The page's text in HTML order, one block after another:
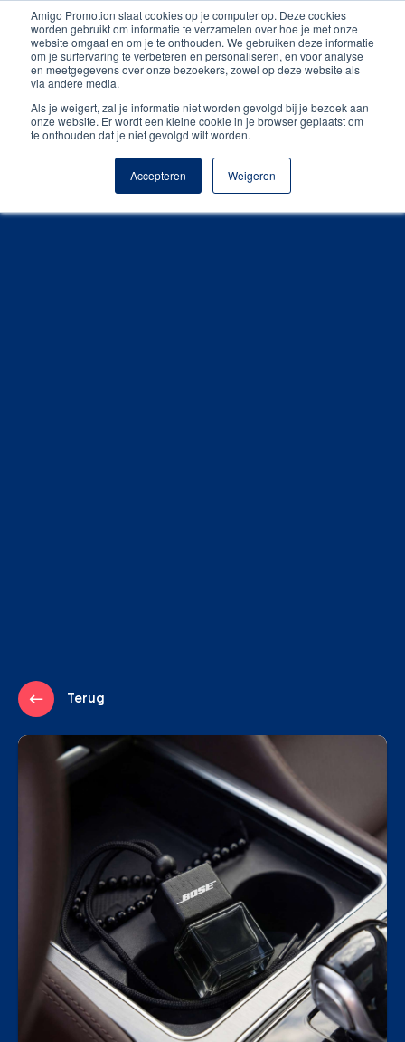
Amigo Promotion slaat cookies op je computer op. Deze cookies
worden gebruikt om informatie te verzamelen over hoe je met onze
website omgaat en om je te onthouden. We gebruiken deze informatie
om je surfervaring te verbeteren en personaliseren, en voor analyse
en meetgegevens over onze bezoekers, zowel op deze website als
via andere media.
Als je weigert, zal je informatie niet worden gevolgd bij je bezoek aan
onze website. Er wordt een kleine cookie in je browser geplaatst om
te onthouden dat je niet gevolgd wilt worden.
Accepteren Weigeren
Unieke producten
Gratis digitale drukproef
Terug